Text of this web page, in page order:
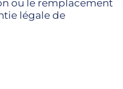
ou le remplacement
légale de